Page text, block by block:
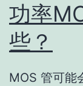
功率
些？
MOS 管可能